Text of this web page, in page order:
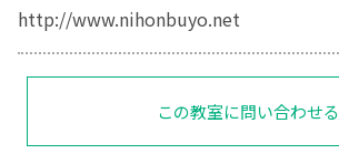
http://www.nihonbuyo.net
この教室に問い合わせる